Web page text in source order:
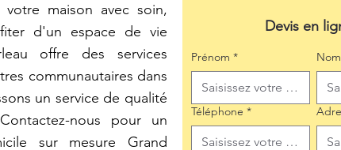
maison avec soin,
d'un espace de vie
offre des services
communautaires dans
un service de qualité
nous pour un
sur mesure Grand
Devis en
Prénom *
Téléphone *